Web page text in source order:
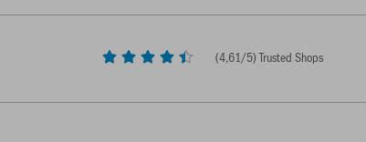
(4,61/5) Trusted Shops